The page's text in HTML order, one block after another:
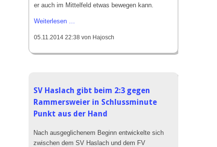
er auch im Mittelfeld etwas bewegen kann.
Weiterlesen …
holt
wichtigen
05.11.2014 22:38 von Hajosch
SV Haslach gibt beim 2:3 gegen
Rammersweier in Schlussminute
Punkt aus der Hand
Nach ausgeglichenem Beginn entwickelte sich
zwischen dem SV Haslach und dem FV